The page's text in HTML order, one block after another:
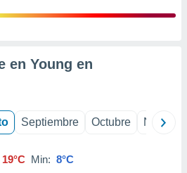
en Young en
Septiembre Octubre
19°C Min: 8°C